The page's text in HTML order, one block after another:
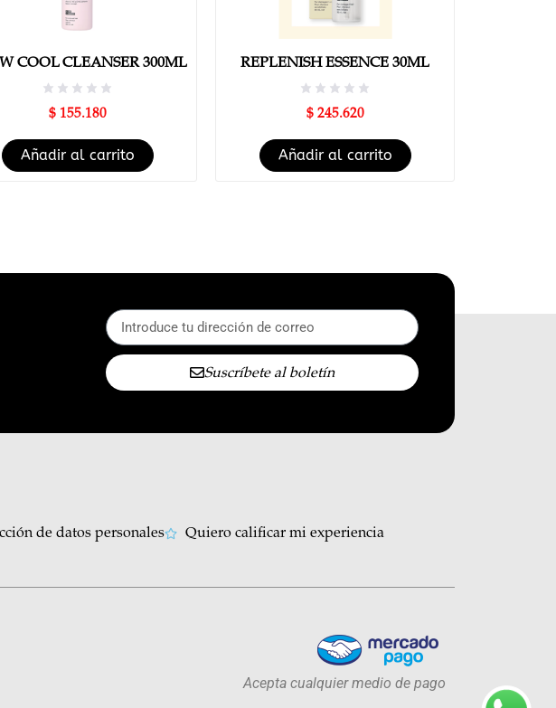
COOL CLEANSER 300ML
$155.180
Añadir al carrito
REPLENISH ESSENCE 30ML
$245.620
Añadir al carrito
Suscríbete al boletín
de datos personales Quiero calificar mi experiencia
Acepta cualquier medio de pago